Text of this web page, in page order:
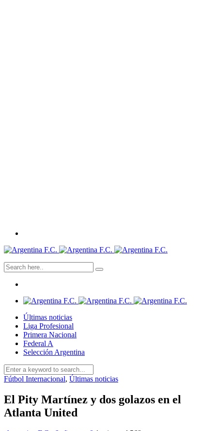
Últimas noticias
Liga Profesional
Primera Nacional
Federal A
Selección Argentina
Fútbol Internacional, Últimas noticias
El Pity Martínez y dos golazos en el
Atlanta United